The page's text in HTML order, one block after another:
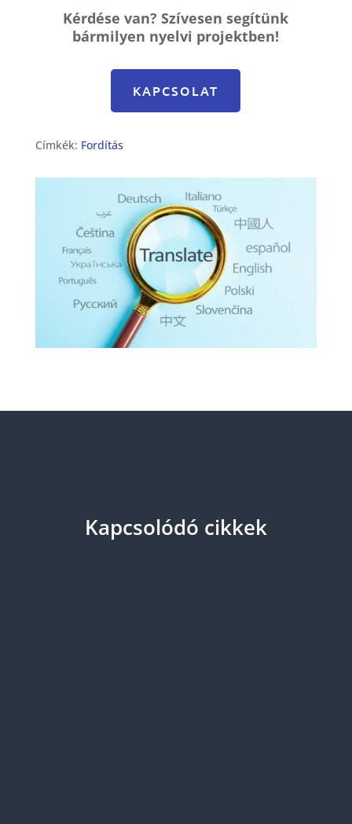
Kérdése van? Szívesen segítünk
bármilyen nyelvi projektben!
KAPCSOLAT
Címkék: Fordítás
Kapcsolódó cikkek